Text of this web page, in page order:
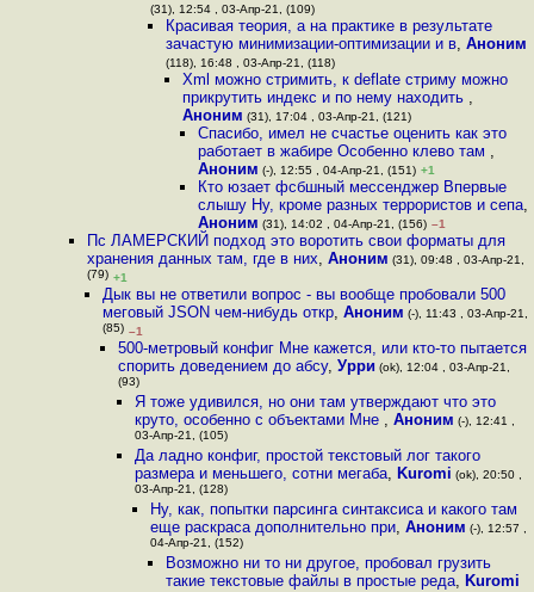
(31), 12:54 , 03-Апр-21, (109)
Красивая теория, а на практике в результате
зачастую минимизации-оптимизации и в,Аноним
(118), 16:48 , 03-Апр-21, (118)
Xml можно стримить, к deflate стриму можно
прикрутить индекс и по нему находить ,
Аноним (31), 17:04 , 03-Апр-21, (121)
Спасибо, имел не счастье оценить как это
работает в жабире Особенно клево там ,
Аноним (-), 12:55 , 04-Апр-21, (151) +1
Кто юзает фсбшный мессенджер Впервые
слышу Ну, кроме разных террористов и сепа,
Аноним (31), 14:02 , 04-Апр-21, (156) –1
Пс ЛАМЕРСКИЙ подход это воротить свои форматы для
хранения данных там, где в них, Аноним (31), 09:48 , 03-Апр-21,
(79) +1
Дык вы не ответили вопрос - вы вообще пробовали 500
меговый JSON чем-нибудь откр, Аноним (-), 11:43 , 03-Апр-21,
(85) –1
500-метровый конфиг Мне кажется, или кто-то пытается
спорить доведением до абсу,Урри (ok), 12:04 , 03-Апр-21,
(93)
Я тоже удивился, но они там утверждают что это
круто, особенно с объектами Мне , Аноним (-), 12:41 ,
03-Апр-21, (105)
Да ладно конфиг, простой текстовый лог такого
размера и меньшего, сотни мегаба, Kuromi (ok), 20:50 ,
03-Апр-21, (128)
Ну, как, попытки парсинга синтаксиса и какого там
еще раскраса дополнительно при, Аноним (-), 12:57 ,
04-Апр-21, (152)
Возможно ни то ни другое, пробовал грузить
такие текстовые файлы в простые реда, Kuromi